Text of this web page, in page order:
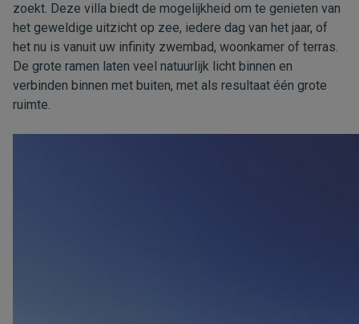
zoekt. Deze villa biedt de mogelijkheid om te genieten van
het geweldige uitzicht op zee, iedere dag van het jaar, of
het nu is vanuit uw infinity zwembad, woonkamer of terras.
De grote ramen laten veel natuurlijk licht binnen en
verbinden binnen met buiten, met als resultaat één grote
ruimte.